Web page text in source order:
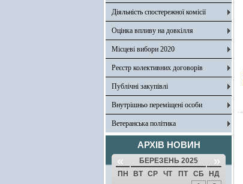
Діяльність спостережної комісії
Оцінка впливу на довкілля
Місцеві вибори 2020
Реєстр колективних договорів
Публічні закупівлі
Внутрішньо переміщені особи
Ветеранська політика
АРХІВ НОВИН
« БЕРЕЗЕНЬ 2025 »
ПН ВТ СР ЧТ ПТ СБ
НД